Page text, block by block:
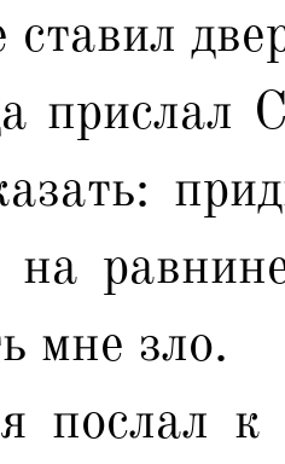
прислал
на
мне зло.
послал к